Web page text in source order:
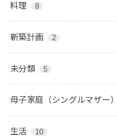
料理 8
新築計画 2
未分類 5
母子家庭（シングルマザー）
生活 10